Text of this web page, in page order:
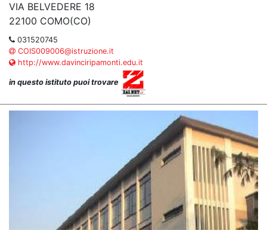
VIA BELVEDERE 18
22100 COMO(CO)
031520745
COIS009006@istruzione.it
http://www.davinciripamonti.edu.it
in questo istituto puoi trovare